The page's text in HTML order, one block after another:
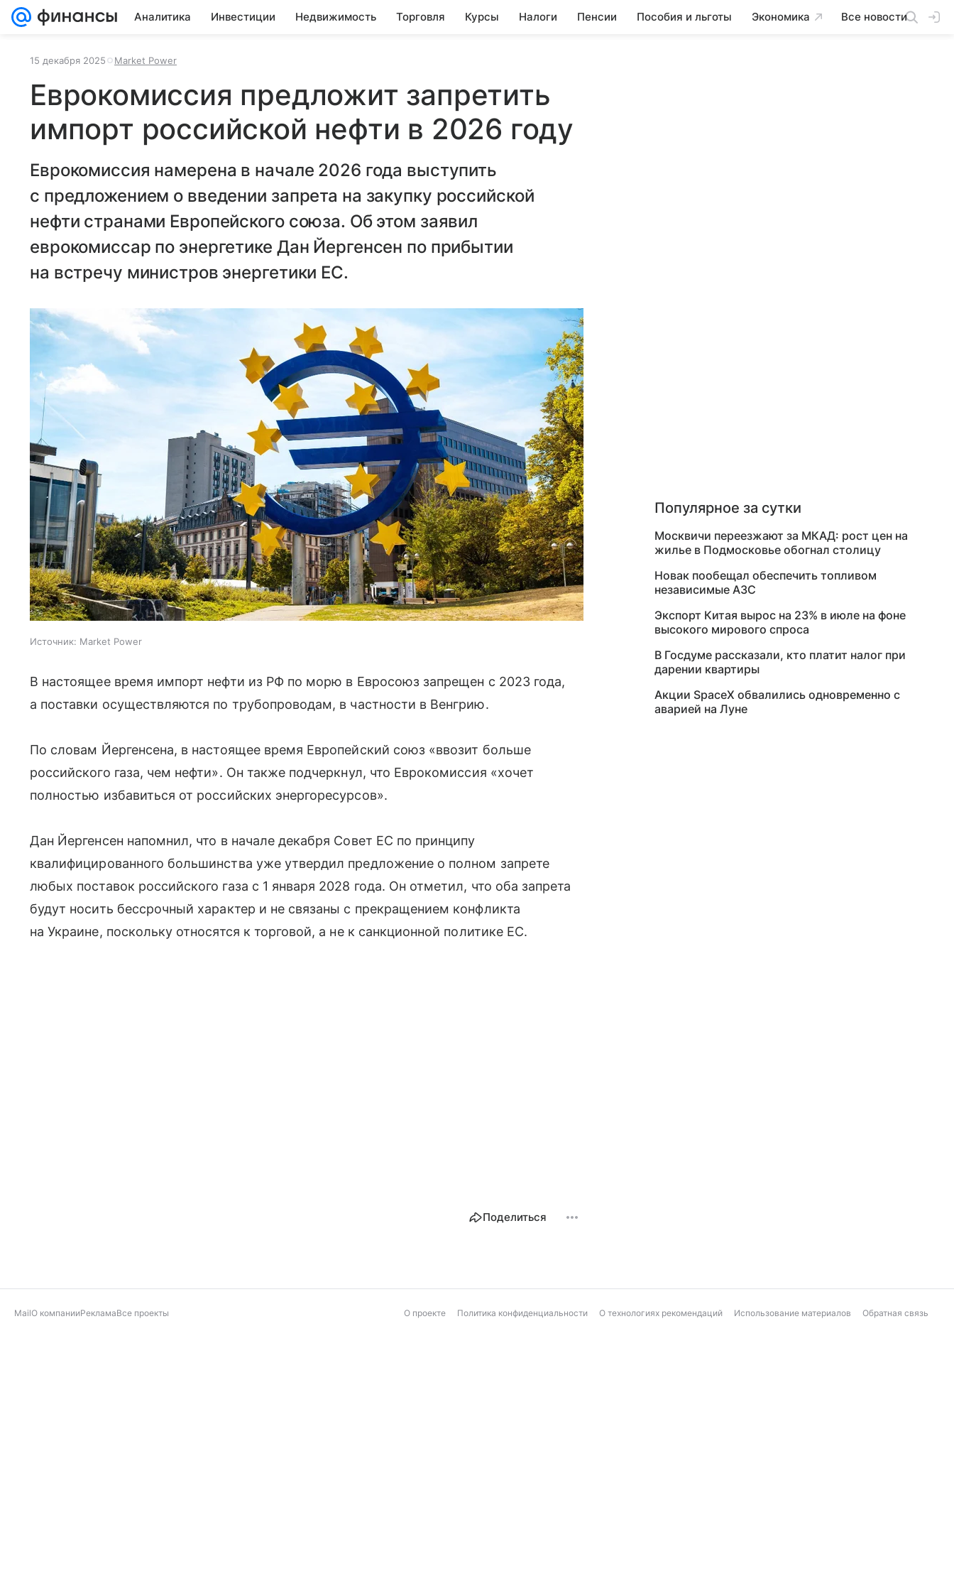
Аналитика Инвестиции Недвижимость Торговля Курсы Налоги Пенсии Пособия и льготы Экономика Все новости
15 декабря 2025 Market Power
Еврокомиссия предложит запретить
импорт российской нефти в 2026 году
Еврокомиссия намерена в начале 2026 года выступить
с предложением о введении запрета на закупку российской
нефти странами Европейского союза. Об этом заявил
еврокомиссар по энергетике Дан Йергенсен по прибытии
на встречу министров энергетики ЕС.
Источник: Market Power
В настоящее время импорт нефти из РФ по морю в Евросоюз запрещен с 2023 года,
а поставки осуществляются по трубопроводам, в частности в Венгрию.
По словам Йергенсена, в настоящее время Европейский союз «ввозит больше
российского газа, чем нефти». Он также подчеркнул, что Еврокомиссия «хочет
полностью избавиться от российских энергоресурсов».
Дан Йергенсен напомнил, что в начале декабря Совет ЕС по принципу
квалифицированного большинства уже утвердил предложение о полном запрете
любых поставок российского газа с 1 января 2028 года. Он отметил, что оба запрета
будут носить бессрочный характер и не связаны с прекращением конфликта
на Украине, поскольку относятся к торговой, а не к санкционной политике ЕС.
Поделиться
Популярное за сутки
Москвичи переезжают за МКАД: рост цен на
жилье в Подмосковье обогнал столицу
Новак пообещал обеспечить топливом
независимые АЗС
Экспорт Китая вырос на 23% в июле на фоне
высокого мирового спроса
В Госдуме рассказали, кто платит налог при
дарении квартиры
Акции SpaceX обвалились одновременно с
аварией на Луне
MailО компанииРекламаВсе проекты О проекте Политика конфиденциальности О технологиях рекомендаций Использование материалов Обратная связь